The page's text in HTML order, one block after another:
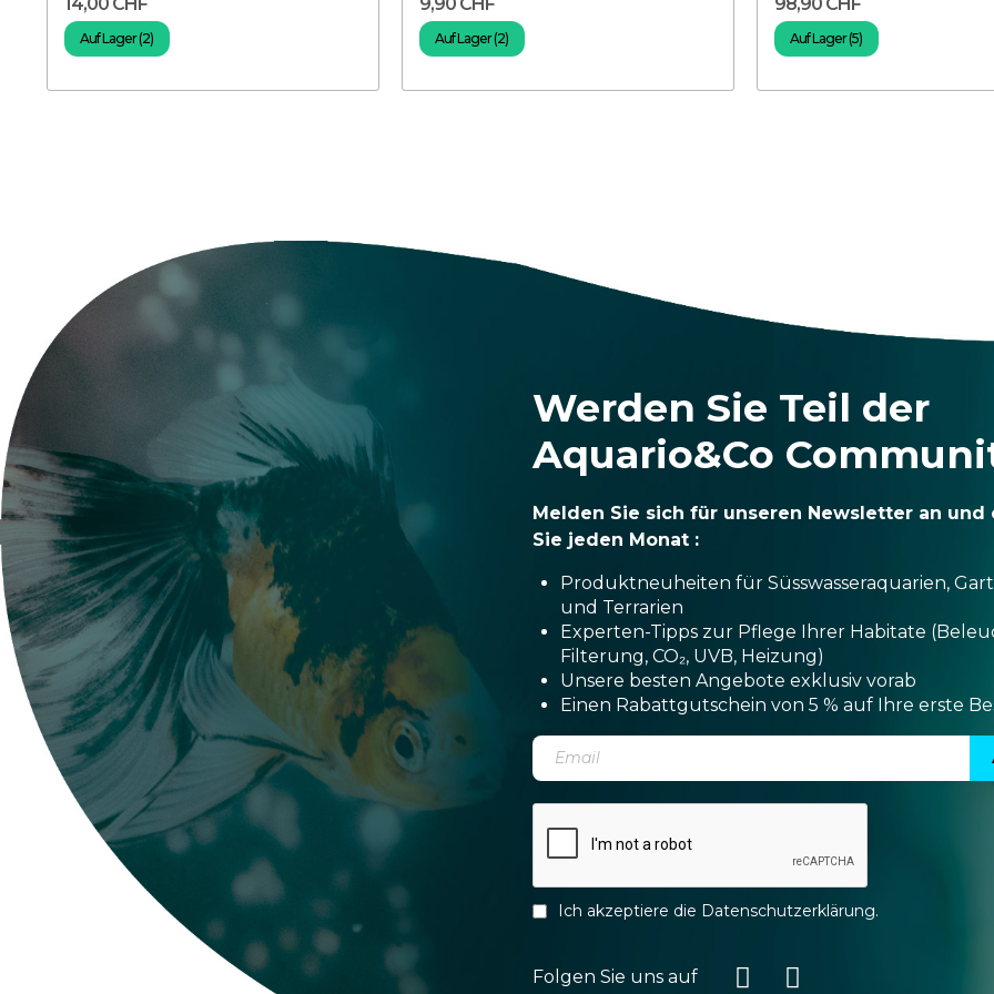
Auf Lager (2) Auf Lager (2) Auf Lager (5)
Werden Sie Teil der
Aquario&Co
Melden Sie sich für unseren Newsletter an und
Sie jeden Monat :
Produktneuheiten für Süsswasseraquarien,
und Terrarien
Experten-Tipps zur Pflege Ihrer Habitate
Filterung, CO₂, UVB, Heizung)
Unsere besten Angebote exklusiv vorab
Einen Rabattgutschein von 5 % auf Ihre erste
Ich akzeptiere die Datenschutzerklärung.
Folgen Sie uns auf